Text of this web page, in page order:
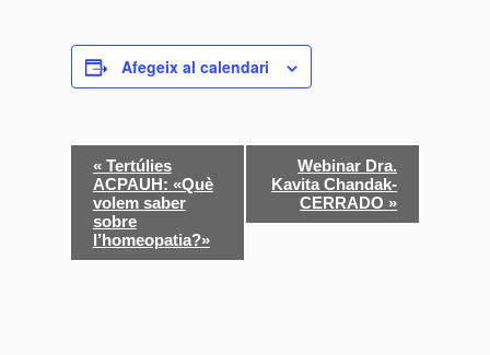
Afegeix al calendari
N«Tertúlies
ACPAUH: «Què
volem saber
sobre
l’homeopatia?»
Webinar Dra.
Kavita Chandak-
CERRADO »